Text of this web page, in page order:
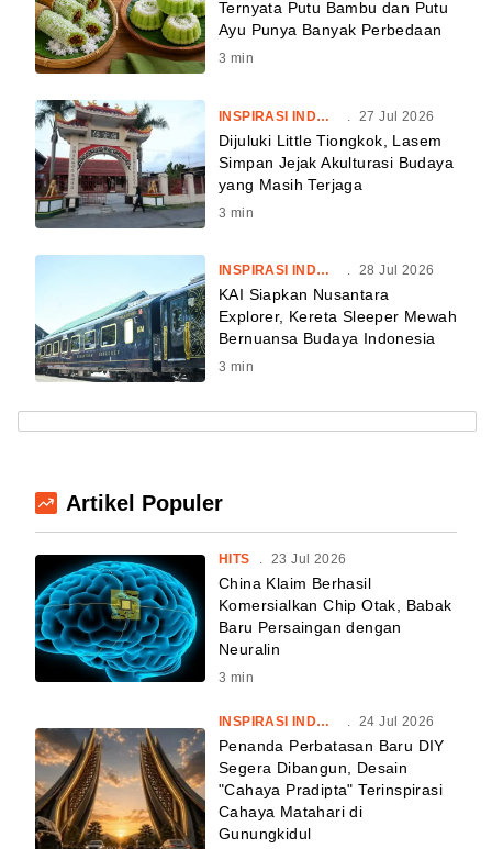
Ternyata Putu Bambu dan Putu
Ayu Punya Banyak Perbedaan
3 min
INSPIRASI INDONESIA 27 Jul 2026
Dijuluki Little Tiongkok, Lasem
Simpan Jejak Akulturasi Budaya
yang Masih Terjaga
3 min
INSPIRASI INDONESIA . 28 Jul 2026
KAI Siapkan Nusantara
Explorer, Kereta Sleeper Mewah
Bernuansa Budaya Indonesia
3 min
Artikel Populer
HITS . 23 Jul 2026
China Klaim Berhasil
Komersialkan Chip Otak, Babak
Baru Persaingan dengan
Neuralin
3 min
INSPIRASI INDONESIA . 24 Jul 2026
Penanda Perbatasan Baru DIY
Segera Dibangun, Desain
"Cahaya Pradipta" Terinspirasi
Cahaya Matahari di
Gunungkidul